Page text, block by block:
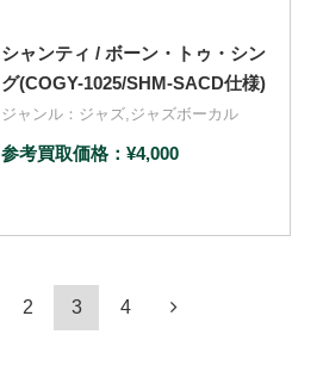
シャンティ / ボーン・トゥ・シン
グ(COGY-1025/SHM-SACD仕様)
ジャンル： ジャズ ジャズボーカル
参考買取価格：¥4,000
2 3 4